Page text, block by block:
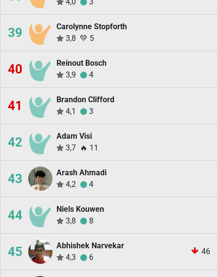
4,0 3
39
Carolynne Stopforth
3,8 💚 5
40
Reinout Bosch
3,9
4
41
Brandon Clifford
4,1
3
42
Adam Visi
3,7 🔥 11
43
Arash Ahmadi
4,2
4
44
Niels Kouwen
3,8
8
45
Abhishek Narvekar
4,3
6
46